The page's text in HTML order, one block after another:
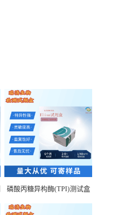
磷酸丙糖异构酶(TPI)测试盒